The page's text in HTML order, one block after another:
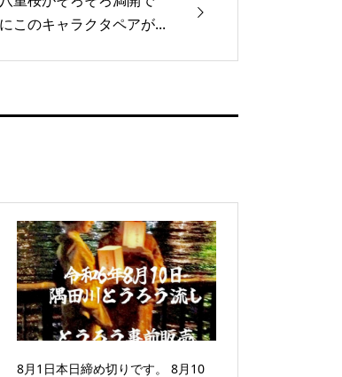
このキャラクタペアが...
8月1日本日締め切りです。 8月10